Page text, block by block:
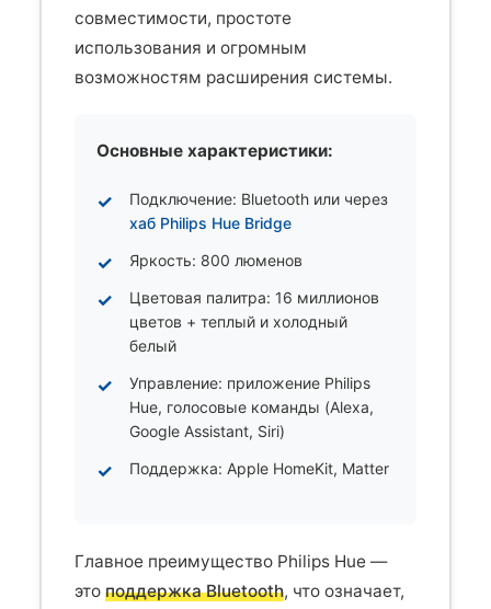
совместимости, простоте
использования и огромным
возможностям расширения системы.
Основные характеристики:
Подключение: Bluetooth или через
хаб Philips Hue Bridge
Яркость: 800 люменов
Цветовая палитра: 16 миллионов
цветов + теплый и холодный
белый
Управление: приложение Philips
Hue, голосовые команды (Alexa,
Google Assistant, Siri)
Поддержка: Apple HomeKit, Matter
Главное преимущество Philips Hue —
это поддержка Bluetooth, что означает,